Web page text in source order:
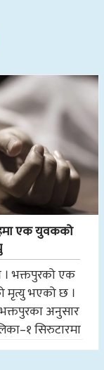
एक युवकको
। भक्तपुरको एक
मृत्यु भएको छ ।
भक्तपुरका अनुसार
सिरुटारमा